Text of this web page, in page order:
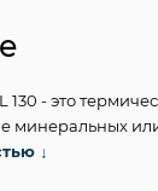
130 - это
минеральных
↓